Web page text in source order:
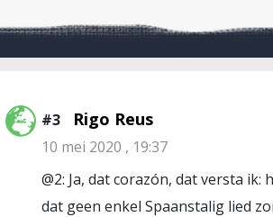
#3 Rigo Reus
10 mei 2020 , 19:37
@2: Ja, dat corazón, dat versta ik:
dat geen enkel Spaanstalig lied